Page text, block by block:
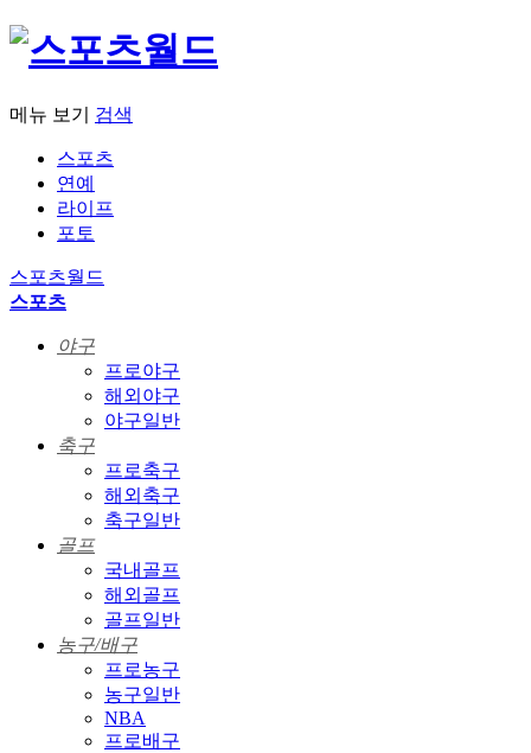
메뉴 보기 검색
스포츠
연예
라이프
포토
스포츠월드
스포츠
야구
프로야구
해외야구
야구일반
축구
프로축구
해외축구
축구일반
골프
국내골프
해외골프
골프일반
농구/배구
프로농구
농구일반
NBA
프로배구